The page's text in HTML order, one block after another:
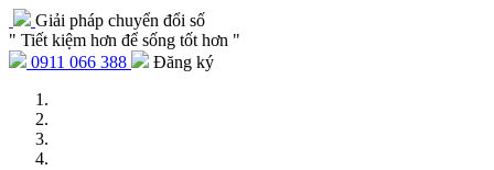
Giải pháp chuyển đổi số
" Tiết kiệm hơn để sống tốt hơn "
0911 066 388
Đăng ký